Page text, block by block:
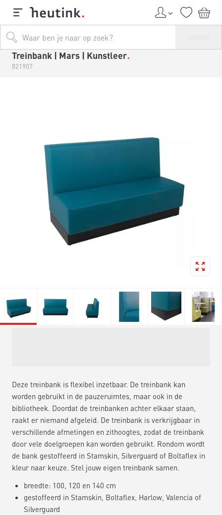
Treinbank | Mars | Kunstleer
821907
Deze treinbank is flexibel inzetbaar. De treinbank kan
worden gebruikt in de pauzeruimtes, maar ook in de
bibliotheek. Doordat de treinbanken achter elkaar staan,
raakt er niemand afgeleid. De treinbank is verkrijgbaar in
verschillende afmetingen en zithoogtes, zodat de treinbank
door vele doelgroepen kan worden gebruikt. Rondom wordt
de bank gestoffeerd in Stamskin, Silverguard of Boltaflex in
kleur naar keuze. Stel jouw eigen treinbank samen.
breedte: 100, 120 en 140 cm
gestoffeerd in Stamskin, Boltaflex, Harlow, Valencia of
Silverguard